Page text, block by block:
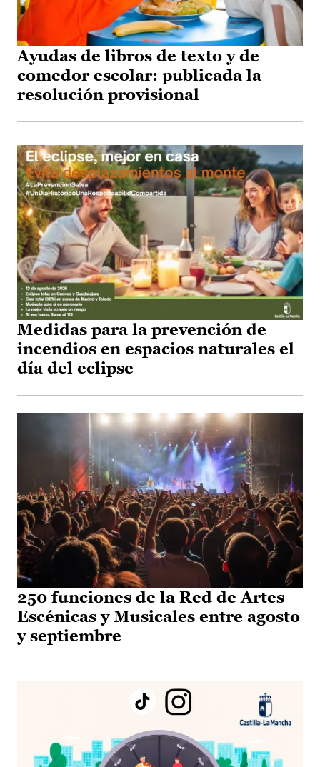
Ayudas de libros de texto y de
comedor escolar: publicada la
resolución provisional
Medidas para la prevención de
incendios en espacios naturales el
día del eclipse
250 funciones de la Red de Artes
Escénicas y Musicales entre agosto
y septiembre